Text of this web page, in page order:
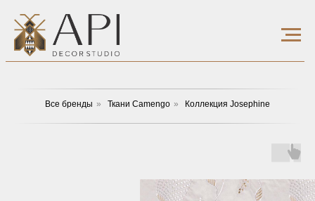
Все бренды » Ткани Camengo » Коллекция Josephine